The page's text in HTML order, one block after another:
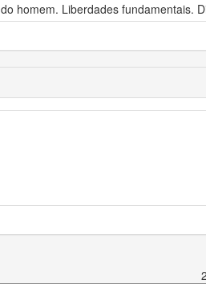
homem. Liberdades fundamentais.